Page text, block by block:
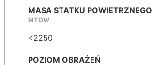
MASA STATKU POWIETRZNEGO
MTOW
<2250
POZIOM OBRAŻEŃ